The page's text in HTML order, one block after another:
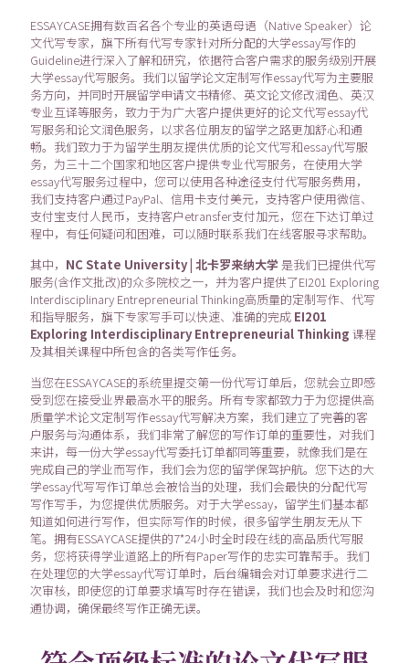
ESSAYCASE拥有数百名各个专业的英语母语（Native Speaker）论
文代写专家，旗下所有代写专家针对所分配的大学essay写作的
Guideline进行深入了解和研究，依据符合客户需求的服务级别开展
大学essay代写服务。我们以留学论文定制写作essay代写为主要服
务方向，并同时开展留学申请文书精修、英文论文修改润色、英汉
专业互译等服务，致力于为广大客户提供更好的论文代写essay代
写服务和论文润色服务，以求各位朋友的留学之路更加舒心和通
畅。我们致力于为留学生朋友提供优质的论文代写和essay代写服
务，为三十二个国家和地区客户提供专业代写服务，在使用大学
essay代写服务过程中，您可以使用各种途径支付代写服务费用，
我们支持客户通过PayPal、信用卡支付美元，支持客户使用微信、
支付宝支付人民币，支持客户etransfer支付加元，您在下达订单过
程中，有任何疑问和困难，可以随时联系我们在线客服寻求帮助。
其中， NC State University | 北卡罗来纳大学 是我们已提供代写
服务(含作文批改)的众多院校之一，并为客户提供了EI201 Exploring
Interdisciplinary Entrepreneurial Thinking高质量的定制写作、代写
和指导服务，旗下专家写手可以快速、准确的完成 EI201
Exploring Interdisciplinary Entrepreneurial Thinking 课程
及其相关课程中所包含的各类写作任务。
当您在ESSAYCASE的系统里提交第一份代写订单后，您就会立即感
受到您在接受业界最高水平的服务。所有专家都致力于为您提供高
质量学术论文定制写作essay代写解决方案，我们建立了完善的客
户服务与沟通体系，我们非常了解您的写作订单的重要性，对我们
来讲，每一份大学essay代写委托订单都同等重要，就像我们是在
完成自己的学业而写作，我们会为您的留学保驾护航。您下达的大
学essay代写写作订单总会被恰当的处理，我们会最快的分配代写
写作写手，为您提供优质服务。对于大学essay，留学生们基本都
知道如何进行写作，但实际写作的时候，很多留学生朋友无从下
笔。拥有ESSAYCASE提供的7*24小时全时段在线的高品质代写服
务，您将获得学业道路上的所有Paper写作的忠实可靠帮手。我们
在处理您的大学essay代写订单时，后台编辑会对订单要求进行二
次审核，即使您的订单要求填写时存在错误，我们也会及时和您沟
通协调，确保最终写作正确无误。